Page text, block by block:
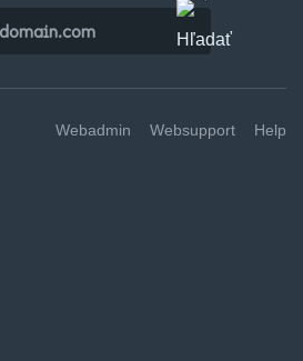
Webadmin Websupport Help